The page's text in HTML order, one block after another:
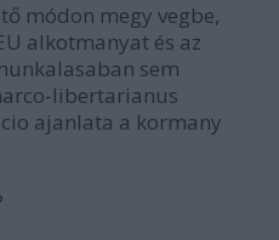
módon megy vegbe,
alkotmanyat és az
sem
libertarianus
ajanlata a kormany